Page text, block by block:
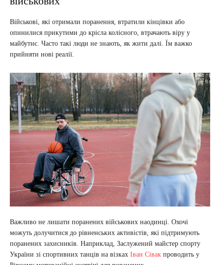
Військові, які отримали поранення, втратили кінцівки або
опинилися прикутими до крісла колісного, втрачають віру у
майбутнє. Часто такі люди не знають, як жити далі. Їм важко
прийняти нові реалії.
Важливо не лишати поранених військових наодинці. Охочі
можуть долучитися до рівненських активістів, які підтримують
поранених захисників. Наприклад, Заслужений майстер спорту
України зі спортивних танців на візках Іван Сівак проводить у